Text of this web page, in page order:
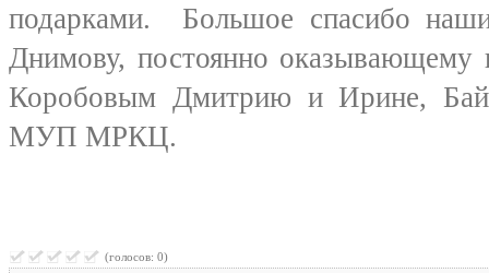
подарками. Большое спасибо
Днимову, постоянно оказывающему
Коробовым Дмитрию и Ирине,
МУП МРКЦ.
(голосов: 0)